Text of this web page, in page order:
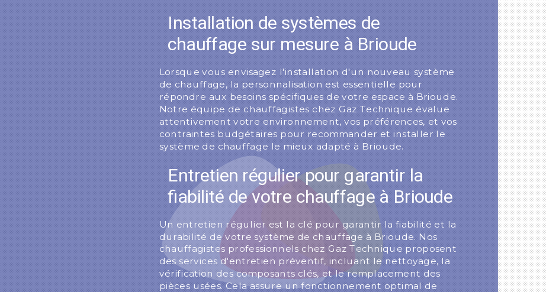
Installation de systèmes de
chauffage sur mesure à Brioude
Lorsque vous envisagez l'installation d'un nouveau système
de chauffage, la personnalisation est essentielle pour
répondre aux besoins spécifiques de votre espace à Brioude.
Notre équipe de chauffagistes chez Gaz Technique évalue
attentivement votre environnement, vos préférences, et vos
contraintes budgétaires pour recommander et installer le
système de chauffage le mieux adapté à Brioude.
Entretien régulier pour garantir la
fiabilité de votre chauffage à Brioude
Un entretien régulier est la clé pour garantir la fiabilité et la
durabilité de votre système de chauffage à Brioude. Nos
chauffagistes professionnels chez Gaz Technique proposent
des services d'entretien préventif, incluant le nettoyage, la
vérification des composants clés, et le remplacement des
pièces usées. Cela assure un fonctionnement optimal de